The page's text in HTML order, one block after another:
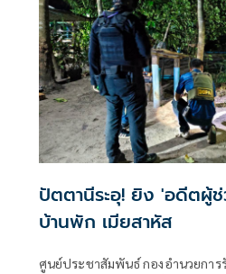
ปัตตานีระอุ! ยิง 'อดีตผู้
บ้านพัก เมียสาหัส
ศูนย์ประชาสัมพันธ์ กองอำนวยการ